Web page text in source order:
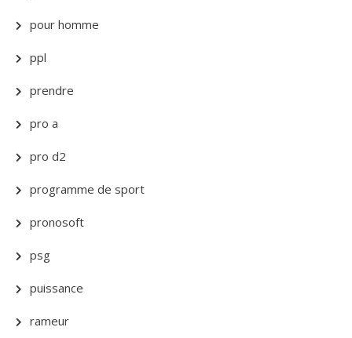
pour homme
ppl
prendre
pro a
pro d2
programme de sport
pronosoft
psg
puissance
rameur